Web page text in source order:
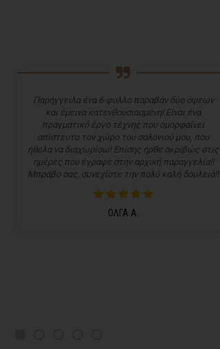
Παρήγγειλα ένα 6-φυλλο παραβάν δύο όψεων
και έμεινα κατενθουσιασμένη! Είναι ένα
πραγματικό έργο τέχνης που ομορφαίνει
απίστευτα τον χώρο του σαλονιού μου, που
ήθελα να διαχωρίσω! Επίσης ήρθε ακριβώς στις
ημέρες που έγραφε στην αρχική παραγγελία!!
Μπράβο σας, συνεχίστε την πολύ καλή δουλειά!!
ΟΛΓΑ Α.